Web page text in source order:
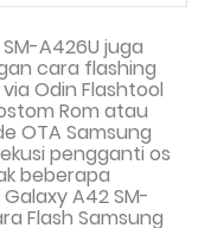
A426U juga
cara flashing
Odin Flashtool
Rom atau
OTA Samsung
pengganti os
beberapa
A42 SM-
Flash Samsung